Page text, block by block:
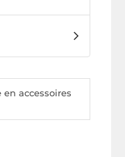
en accessoires